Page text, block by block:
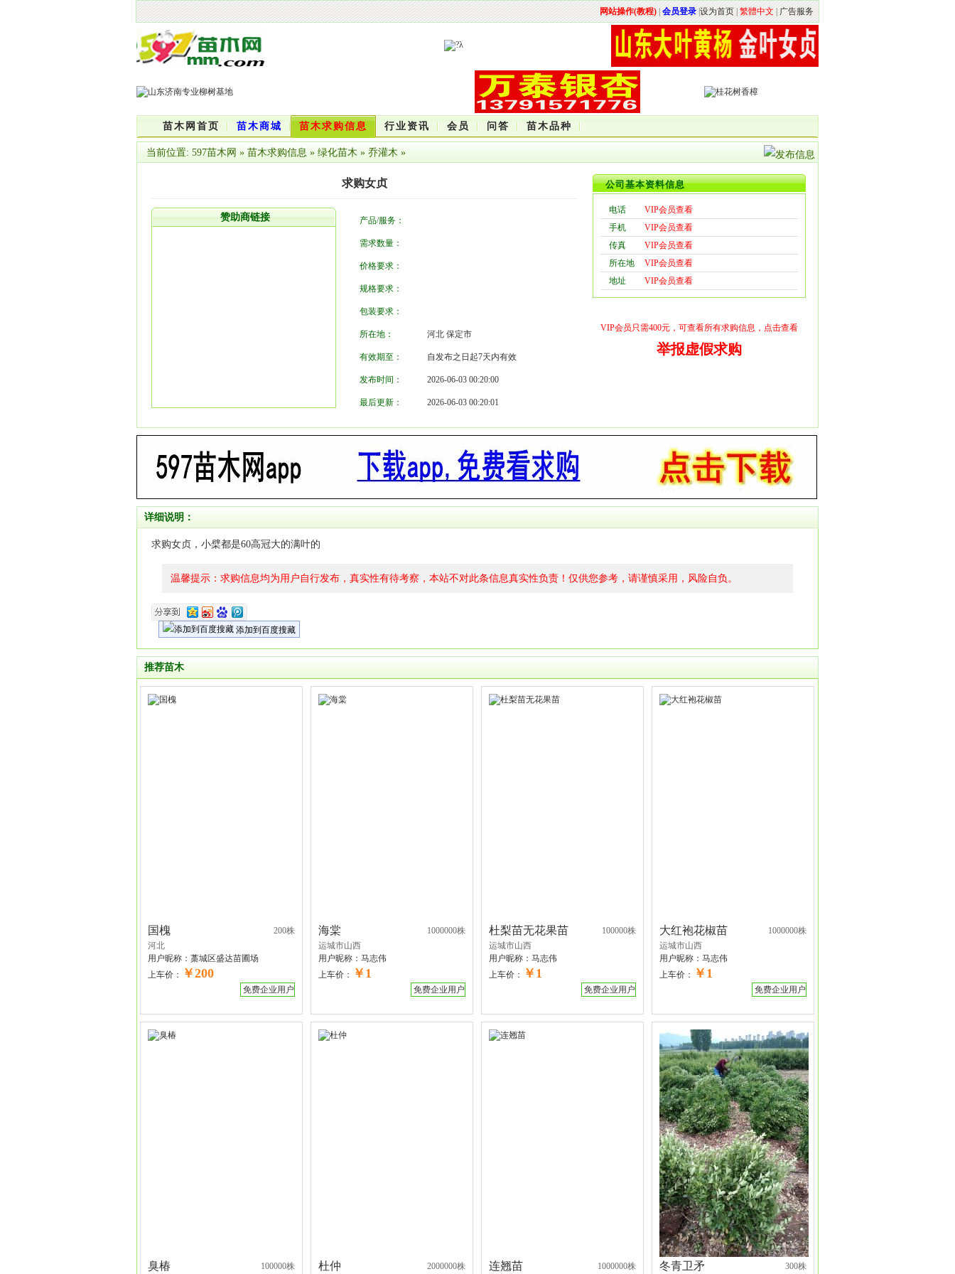
网站操作(教程)|会员登录 设为首页|繁體中文| 广告服务
苗木网首页 苗木商城 苗木求购信息 行业资讯 会员 问答 苗木品种
当前位置: 597苗木网 » 苗木求购信息 » 绿化苗木 » 乔灌木 »
求购女贞
赞助商链接 产品/服务：
需求数量：
价格要求：
规格要求：
包装要求：
所在地： 河北 保定市
有效期至： 自发布之日起7天内有效
发布时间： 2026-06-03 00:20:00
最后更新： 2026-06-03 00:20:01
公司基本资料信息
电话
VIP会员查看
手机
VIP会员查看
传真
VIP会员查看
所在地
VIP会员查看
地址
VIP会员查看
VIP会员只需400元，可查看所有求购信息，点击查看
举报虚假求购
详细说明：
求购女贞，小檗都是60高冠大的满叶的
温馨提示：求购信息均为用户自行发布，真实性有待考察，本站不对此条信息真实性负责！仅供您参考，请谨慎采用，风险自负。
添加到百度搜藏
推荐苗木
国槐
200株
河北
用户昵称： 藁城区盛达苗圃场
上车价：
￥200
免费企业用户
海棠
1000000株
运城市山西
用户昵称： 马志伟
上车价：
￥1
免费企业用户
杜梨苗无花果苗
100000株
运城市山西
用户昵称： 马志伟
上车价：
￥1
免费企业用户
大红袍花椒苗
1000000株
运城市山西
用户昵称： 马志伟
上车价：
￥1
免费企业用户
臭椿 100000株 杜仲 2000000株 连翘苗 1000000株 冬青卫矛 300株